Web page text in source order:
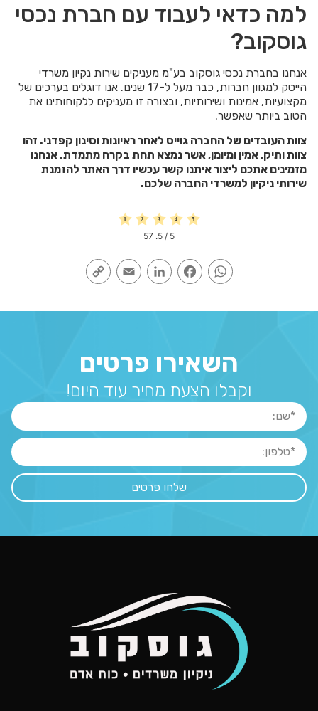
למה כדאי לעבוד עם חברת נכסי
גוסקוב?
אנחנו בחברת נכסי גוסקוב בע"מ מעניקים שירות נקיון משרדי
הייטק למגוון חברות, כבר מעל ל-17 שנים. אנו דוגלים בערכים של
מקצועיות, אמינות ושירותיות, ובצורה זו מעניקים ללקוחותינו את
הטוב ביותר שאפשר.
צוות העובדים של החברה גוייס לאחר ראיונות וסינון קפדני. זהו
צוות ותיק, אמין ומיומן, אשר נמצא תחת בקרה מתמדת. אנחנו
מזמינים אתכם ליצור איתנו קשר עכשיו דרך האתר להזמנת
שירותי ניקיון למשרדי החברה שלכם.
5
/ 5.
57
WhatsApp
Facebook
LinkedIn
Email
השאירו פרטים
וקבלו הצעת מחיר עוד היום!
שלחו פרטים